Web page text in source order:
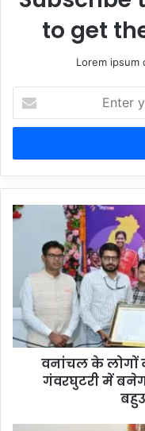
to get
Lorem ipsum
your
Email
वनांचल के लोगों
गंवरघुटरी में